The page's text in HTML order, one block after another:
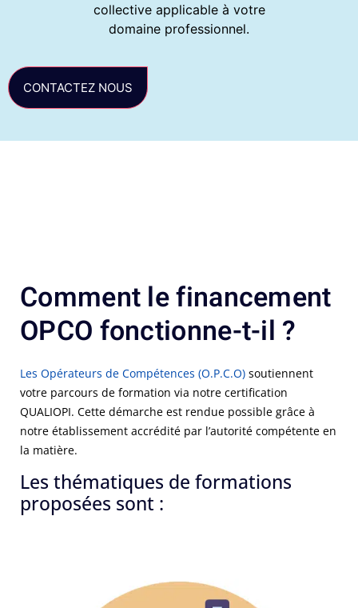
collective applicable à votre
domaine professionnel.
CONTACTEZ NOUS
Comment le financement
OPCO fonctionne-t-il ?
Les Opérateurs de Compétences (O.P.C.O) soutiennent
votre parcours de formation via notre certification
QUALIOPI. Cette démarche est rendue possible grâce à
notre établissement accrédité par l’autorité compétente en
la matière.
Les thématiques de formations
proposées sont :